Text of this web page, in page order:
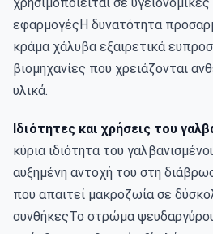
εφαρμογέςΗ δυνατότητα
κράμα χάλυβα εξαιρετικά
βιομηχανίες που χρειάζονται
υλικά.
Ιδιότητες και χρήσεις του
κύρια ιδιότητα του
αυξημένη αντοχή του στη
που απαιτεί μακροζωία σε
συνθήκεςΤο στρώμα